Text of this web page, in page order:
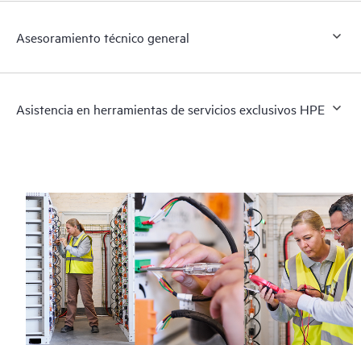
Asesoramiento técnico general
Asistencia en herramientas de servicios exclusivos HPE